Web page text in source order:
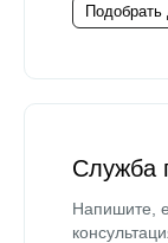
Служба
Напишите,